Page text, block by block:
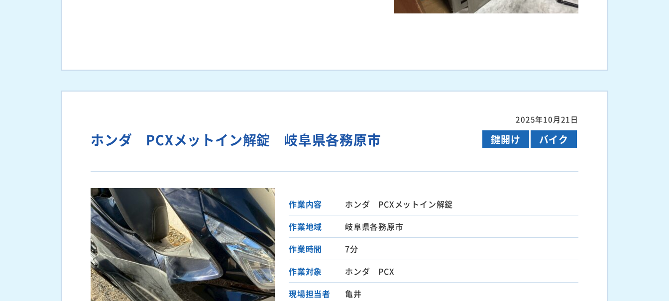
2025年10月21日
ホンダ PCXメットイン解錠 岐阜県各務原市 鍵開け バイク
作業内容
ホンダ PCXメットイン解錠
作業地域
岐阜県各務原市
作業時間
7分
作業対象
ホンダ PCX
現場担当者
亀井